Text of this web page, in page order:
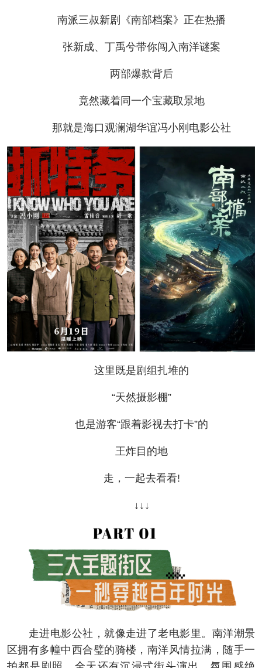
南派三叔新剧《南部档案》正在热播
张新成、丁禹兮带你闯入南洋谜案
两部爆款背后
竟然藏着同一个宝藏取景地
那就是海口观澜湖华谊冯小刚电影公社
这里既是剧组扎堆的
“天然摄影棚”
也是游客“跟着影视去打卡”的
王炸目的地
走，一起去看看!
↓↓↓
走进电影公社，就像走进了老电影里。南洋潮景
区拥有多幢中西合璧的骑楼，南洋风情拉满，随手一